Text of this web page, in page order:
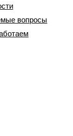
вопросы